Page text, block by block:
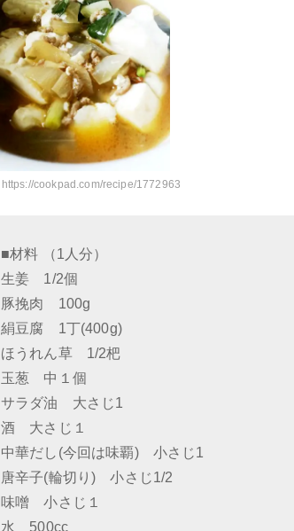
https://cookpad.com/recipe/1772963
■材料 （1人分）
生姜 1/2個
豚挽肉 100g
絹豆腐 1丁(400g)
ほうれん草 1/2杷
玉葱 中１個
サラダ油 大さじ1
酒 大さじ１
中華だし(今回は味覇) 小さじ1
唐辛子(輪切り) 小さじ1/2
味噌 小さじ１
水 500cc